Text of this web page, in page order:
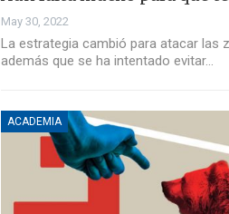
May 30, 2022
La estrategia cambió para atacar las
además que se ha intentado evitar…
ACADEMIA